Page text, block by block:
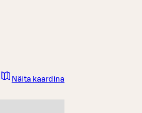
Näita kaardina